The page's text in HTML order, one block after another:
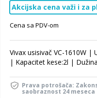
Akcijska cena važi i za
Cena sa PDV-om
Vivax usisivač VC-1610W |
| Kapacitet kese:2l |
Prava potrošača:
saobraznost 24 meseca